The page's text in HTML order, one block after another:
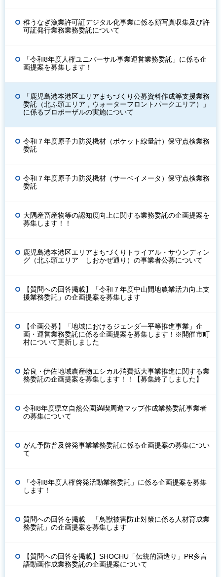
稚うなぎ漁業許可証デジタル化事業に係る顔写真収集及び許
可証発行業務業務委託について
「令和8年度人権ユニバーサル事業運営業務委託」に係る企
画提案を募集します！
「鹿児島港本港区エリアまちづくり公募資料作成等支援業務
委託（北ふ頭エリア，ウォーターフロントパークエリア）」
に係るプロポーザルの実施について
令和７年度原子力防災機材（ポケット線量計）保守点検業務
委託
令和７年度原子力防災機材（サーベイメータ）保守点検業務
委託
大隅産畜産物等の認知度向上に関する業務委託の企画提案を
募集します！！
鹿児島港本港区エリアまちづくりトライアル・サウンディン
グ（北ふ頭エリア しおかぜ通り）の事業者公募について
【質問への回答掲載】「令和７年度中山間地農業活力向上支
援業務委託」の企画提案を募集します
【企画公募】「地域におけるジェンダー平等推進事業」企
画・運営業務委託に係る企画提案を募集します！※開催市町
村について更新しました
姶良・伊佐地域農産物エシカル消費拡大事業推進に関する業
務委託の企画提案を募集します！！【募集終了しました】
令和8年度県立自然公園満喫周遊マップ作成業務委託事業者
の募集について
がん予防普及啓発事業業務委託に係る企画提案の募集につい
て
「令和8年度人権啓発活動業務委託」に係る企画提案を募集
します！
質問への回答を掲載 「鳥獣被害防止対策に係る人材育成業
務委託」の企画提案を募集します
【質問への回答を掲載】SHOCHU「伝統的酒造り」PR多言
語動画作成業務委託の企画提案について